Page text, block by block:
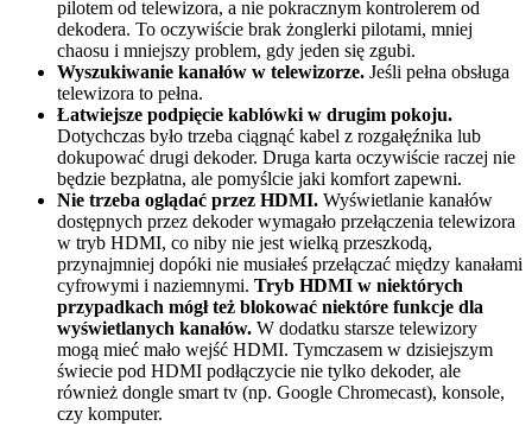
pilotem od telewizora, a nie pokracznym kontrolerem od
dekodera. To oczywiście brak żonglerki pilotami, mniej
chaosu i mniejszy problem, gdy jeden się zgubi.
Wyszukiwanie kanałów w telewizorze. Jeśli pełna obsługa
telewizora to pełna.
Łatwiejsze podpięcie kablówki w drugim pokoju.
Dotychczas było trzeba ciągnąć kabel z rozgałęźnika lub
dokupować drugi dekoder. Druga karta oczywiście raczej nie
będzie bezpłatna, ale pomyślcie jaki komfort zapewni.
Nie trzeba oglądać przez HDMI. Wyświetlanie kanałów
dostępnych przez dekoder wymagało przełączenia telewizora
w tryb HDMI, co niby nie jest wielką przeszkodą,
przynajmniej dopóki nie musiałeś przełączać między kanałami
cyfrowymi i naziemnymi. Tryb HDMI w niektórych
przypadkach mógł też blokować niektóre funkcje dla
wyświetlanych kanałów. W dodatku starsze telewizory
mogą mieć mało wejść HDMI. Tymczasem w dzisiejszym
świecie pod HDMI podłączycie nie tylko dekoder, ale
również dongle smart tv (np. Google Chromecast), konsole,
czy komputer.